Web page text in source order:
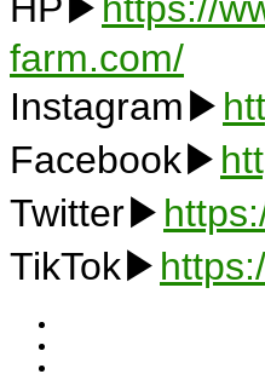
farm.com/
Instagram▶
Facebook▶
Twitter▶
TikTok▶